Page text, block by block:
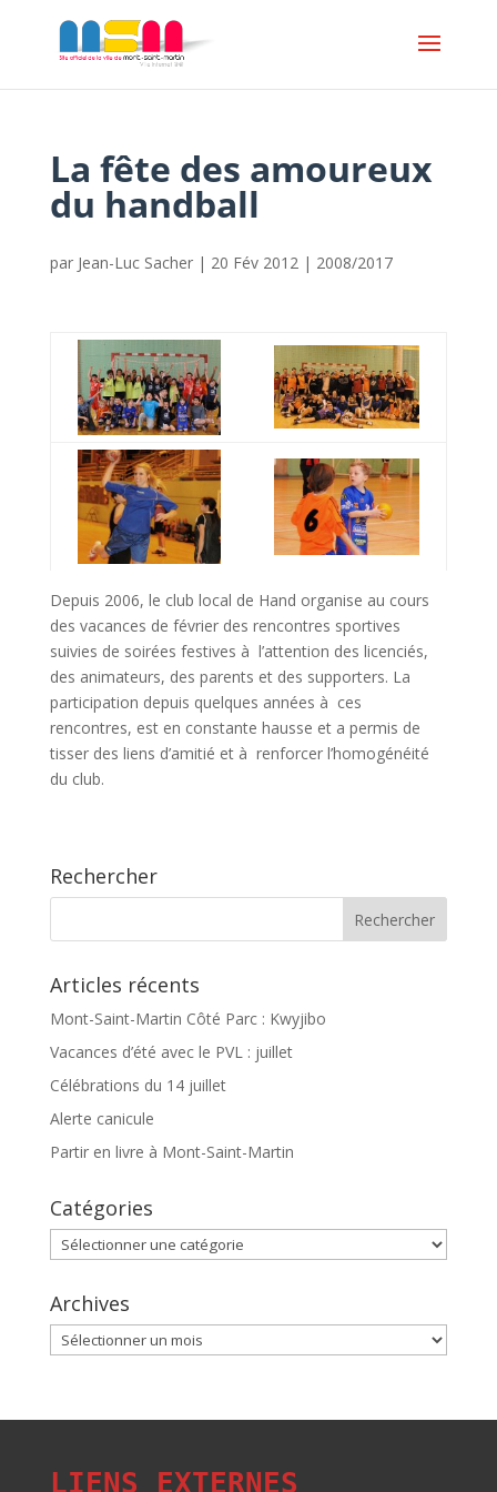
La fête des amoureux
du handball
par Jean-Luc Sacher| 20 Fév 2012| 2008/2017
Depuis 2006, le club local de Hand organise au cours
des vacances de février des rencontres sportives
suivies de soirées festives à l’attention des licenciés,
des animateurs, des parents et des supporters. La
participation depuis quelques années à ces
rencontres, est en constante hausse et a permis de
tisser des liens d’amitié et à renforcer l’homogénéité
du club.
Rechercher
Articles récents
Mont-Saint-Martin Côté Parc : Kwyjibo
Vacances d’été avec le PVL : juillet
Célébrations du 14 juillet
Alerte canicule
Partir en livre à Mont-Saint-Martin
Catégories
Catégories
Archives
Archives
LIENS EXTERNES